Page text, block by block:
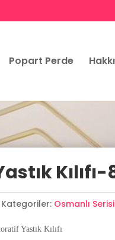
Popart Perde
Kılıfı-
Kategoriler: Osmanlı
Yastık Kılıfı